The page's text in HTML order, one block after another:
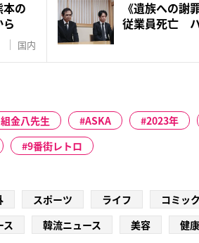
の
国内
《遺族への謝
従業員死亡
金八先生 ASKA 2023年
9番街レトロ
スポーツ ライフ コミック
ス 韓流ニュース 美容 健康